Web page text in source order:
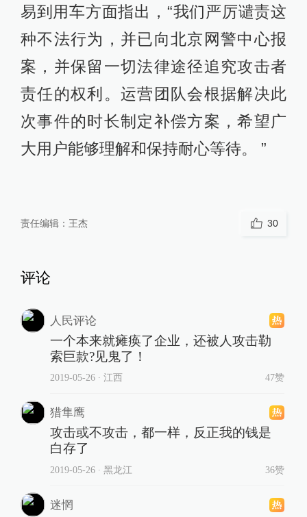
易到用车方面指出，“我们严厉谴责这
种不法行为，并已向北京网警中心报
案，并保留一切法律途径追究攻击者
责任的权利。运营团队会根据解决此
次事件的时长制定补偿方案，希望广
大用户能够理解和保持耐心等待。 ”
责任编辑： 王杰 30
评论
人民评论
一个本来就瘫痪了企业，还被人攻击勒
索巨款?见鬼了！
2019-05-26∙ 江西 47赞
猎隼鹰
攻击或不攻击，都一样，反正我的钱是
白存了
2019-05-26∙ 黑龙江 36赞
迷惘